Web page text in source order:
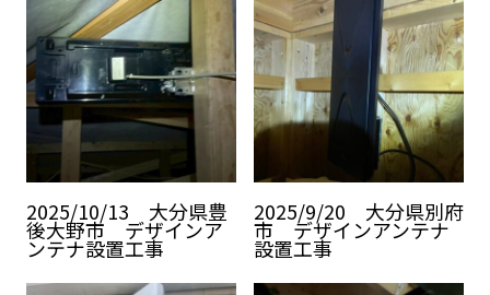
2025/10/13 大分県豊
後大野市 デザインア
ンテナ設置工事
2025/9/20 大分県別府
市 デザインアンテナ
設置工事